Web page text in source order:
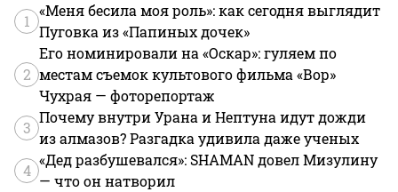
1
«Меня бесила моя роль»: как сегодня выглядит
Пуговка из «Папиных дочек»
2
Его номинировали на «Оскар»: гуляем по
местам съемок культового фильма «Вор»
Чухрая — фоторепортаж
3
Почему внутри Урана и Нептуна идут дожди
из алмазов? Разгадка удивила даже ученых
4
«Дед разбушевался»: SHAMAN довел Мизулину
— что он натворил